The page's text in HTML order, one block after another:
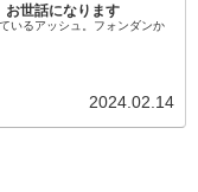
お世話になります
いるアッシュ。フォンダンか
2024.02.14